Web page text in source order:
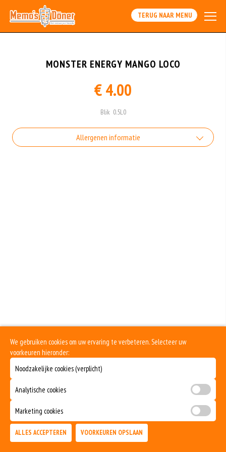
TERUG NAAR MENU
MONSTER ENERGY MANGO LOCO
€ 4.00
Blik 0.5L0
Allergenen informatie
We gebruiken cookies om uw ervaring te verbeteren. Selecteer uw
voorkeuren hieronder:
Noodzakelijke cookies (verplicht)
Analytische cookies
Marketing cookies
ALLES ACCEPTEREN VOORKEUREN OPSLAAN